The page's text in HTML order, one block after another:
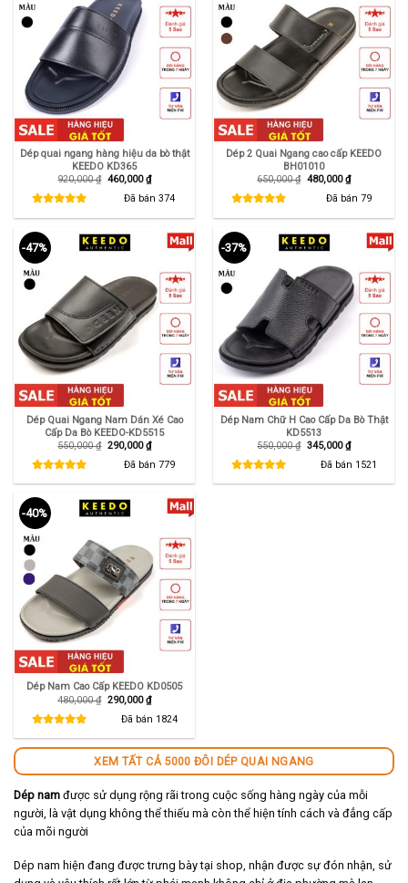
Dép quai ngang hàng hiệu da bò thật
KEEDO KD365
920,000₫ Giá
460,000₫Giá
hiện
tại
Đã bán 374
Dép 2 Quai Ngang cao cấp KEEDO
BH01010
650,000₫ Giá
480,000₫Giá
hiện
tại
Đã bán 79
-47%
Dép Quai Ngang Nam Dán Xé Cao
Cấp Da Bò KEEDO-KD5515
550,000₫ Giá
550,000 ₫.
290,000₫Giá
hiện
tại
là:
290,000 ₫.
Đã bán 779
-37%
Dép Nam Chữ H Cao Cấp Da Bò Thật
KD5513
550,000₫ Giá
550,000 ₫.
345,000₫Giá
hiện
tại
là:
345,000 ₫.
Đã bán 1521
-40%
Dép Nam Cao Cấp KEEDO KD0505
480,000₫ Giá
480,000 ₫.
290,000₫Giá
hiện
tại
là:
Đã bán 1824
XEM TẤT CẢ 5000 ĐÔI DÉP QUAI NGANG
Dép nam được sử dụng rộng rãi trong cuộc sống hàng ngày của mỗi
người, là vật dụng không thể thiếu mà còn thể hiện tính cách và đẳng cấp
của mõi người
Dép nam hiện đang được trưng bày tại shop, nhận được sự đón nhận, sử